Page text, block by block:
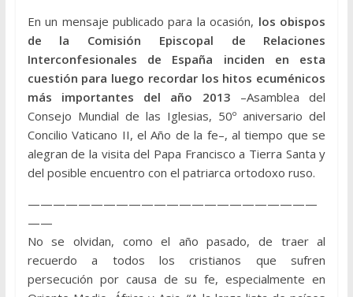
En un mensaje publicado para la ocasión, los obispos
de la Comisión Episcopal de Relaciones
Interconfesionales de España inciden en esta
cuestión para luego recordar los hitos ecuménicos
más importantes del año 2013 –Asamblea del
Consejo Mundial de las Iglesias, 50º aniversario del
Concilio Vaticano II, el Año de la fe–, al tiempo que se
alegran de la visita del Papa Francisco a Tierra Santa y
del posible encuentro con el patriarca ortodoxo ruso.
———————————————————————
——
No se olvidan, como el año pasado, de traer al
recuerdo a todos los cristianos que sufren
persecución por causa de su fe, especialmente en